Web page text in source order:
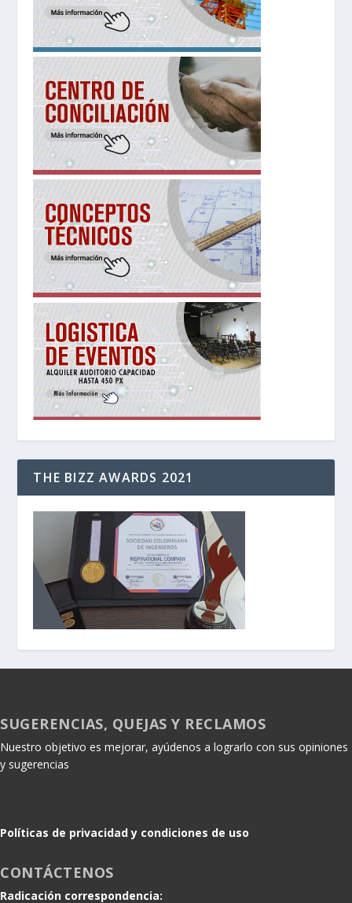
THE BIZZ AWARDS 2021
SUGERENCIAS, QUEJAS Y RECLAMOS
Nuestro objetivo es mejorar, ayúdenos a lograrlo con sus opiniones
y sugerencias
Políticas de privacidad y condiciones de uso
CONTÁCTENOS
Radicación correspondencia: